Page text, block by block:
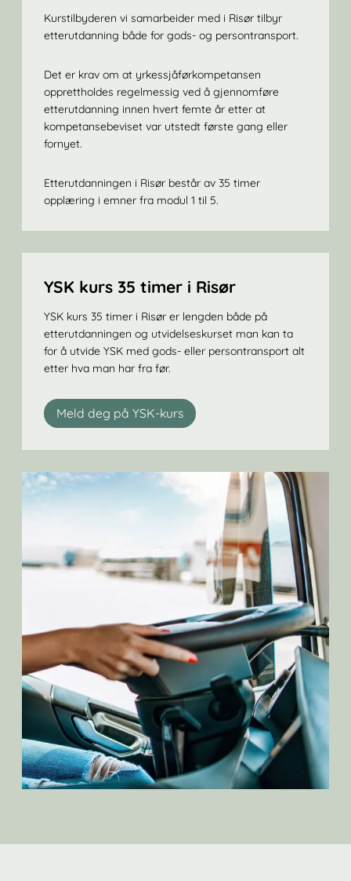
Kurstilbyderen vi samarbeider med i Risør tilbyr
etterutdanning både for gods- og persontransport.
Det er krav om at yrkessjåførkompetansen
opprettholdes regelmessig ved å gjennomføre
etterutdanning innen hvert femte år etter at
kompetansebeviset var utstedt første gang eller
fornyet.
Etterutdanningen i Risør består av 35 timer
opplæring i emner fra modul 1 til 5.
YSK kurs 35 timer i Risør
YSK kurs 35 timer i Risør er lengden både på
etterutdanningen og utvidelseskurset man kan ta
for å utvide YSK med gods- eller persontransport alt
etter hva man har fra før.
Meld deg på YSK-kurs